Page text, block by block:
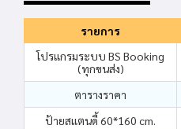
รายการ
โปรแกรมระบบ BS Booking
(ทุกขนส่ง)
ตารางราคา
ป้ายสแตนดี้ 60*160 cm.